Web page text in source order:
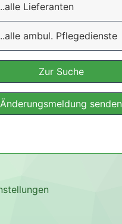
Lieferanten
ambul. Pflegedienste
Zur Suche
Änderungsmeldung senden